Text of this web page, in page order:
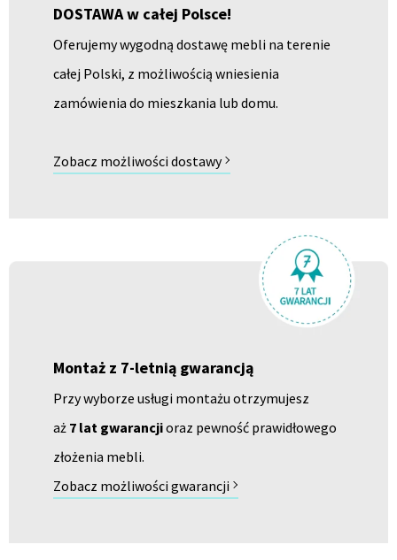
DOSTAWA w całej Polsce!
Oferujemy wygodną dostawę mebli na terenie
całej Polski, z możliwością wniesienia
zamówienia do mieszkania lub domu.
Zobacz możliwości dostawy
Montaż z 7-letnią gwarancją
Przy wyborze usługi montażu otrzymujesz
aż 7 lat gwarancjioraz pewność prawidłowego
złożenia mebli.
Zobacz możliwości gwarancji